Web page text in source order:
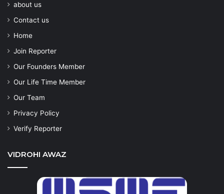
about us
Contact us
Home
Join Reporter
Our Founders Member
Our Life Time Member
Our Team
Privacy Policy
Verify Reporter
VIDROHI AWAZ